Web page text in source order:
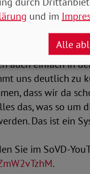
Hartz IV.“
auch einfach in
uns deutlich zu
dass wir da
das, was so
Das ist ein
Sie im SoVD-
.
und im
Alle